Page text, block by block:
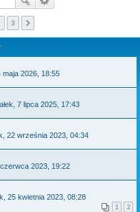
3
2026, 18:55
7 lipca 2025, 17:43
22 września 2023, 04:34
2023, 19:22
25 kwietnia 2023, 08:28
1 2